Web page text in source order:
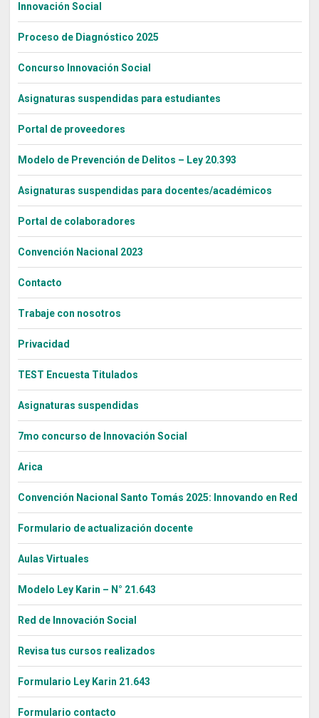
Innovación Social
Proceso de Diagnóstico 2025
Concurso Innovación Social
Asignaturas suspendidas para estudiantes
Portal de proveedores
Modelo de Prevención de Delitos – Ley 20.393
Asignaturas suspendidas para docentes/académicos
Portal de colaboradores
Convención Nacional 2023
Contacto
Trabaje con nosotros
Privacidad
TEST Encuesta Titulados
Asignaturas suspendidas
7mo concurso de Innovación Social
Arica
Convención Nacional Santo Tomás 2025: Innovando en Red
Formulario de actualización docente
Aulas Virtuales
Modelo Ley Karin – N° 21.643
Red de Innovación Social
Revisa tus cursos realizados
Formulario Ley Karin 21.643
Formulario contacto